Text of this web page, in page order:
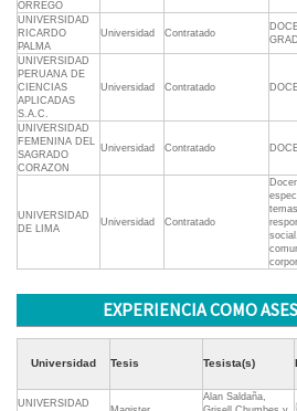
ORREGO
UNIVERSIDAD
RICARDO
PALMA
Universidad Contratado
UNIVERSIDAD
PERUANA DE
CIENCIAS
APLICADAS
S.A.C.
Universidad Contratado
UNIVERSIDAD
FEMENINA DEL
SAGRADO
CORAZON
Universidad Contratado
UNIVERSIDAD
DE LIMA
Universidad Contratado
social,
EXPERIENCIA COMO
Universidad Tesis Tesista(s)
UNIVERSIDAD
Alan Saldaña,